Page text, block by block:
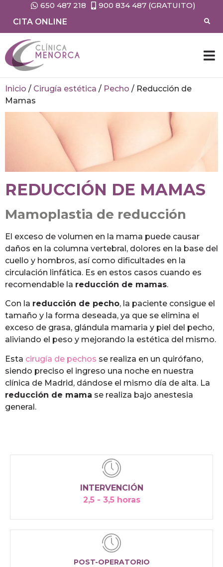
650 487 218
900 834 487 (GRATUITO)
CITA ONLINE
Inicio / Cirugía estética / Pecho / Reducción de
Mamas
REDUCCIÓN DE MAMAS
Mamoplastia de reducción
El exceso de volumen en la mama puede causar
daños en la columna vertebral, dolores en la base del
cuello y hombros, así como dificultades en la
circulación linfática. Es en estos casos cuando es
recomendable la reducción de mamas.
Con la reducción de pecho, la paciente consigue el
tamaño y la forma deseada, ya que se elimina el
exceso de grasa, glándula mamaria y piel del pecho,
aliviando el peso y mejorando la estética del mismo.
Esta cirugía de pechos se realiza en un quirófano,
siendo preciso el ingreso una noche en nuestra
clínica de Madrid, dándose el mismo día de alta. La
reducción de mama se realiza bajo anestesia
general.
INTERVENCIÓN
2,5 - 3,5 horas
POST-OPERATORIO